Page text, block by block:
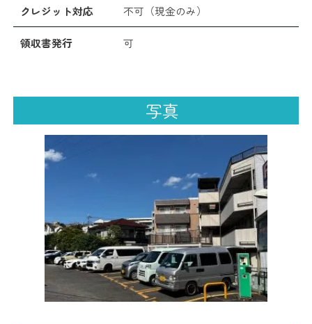
クレジット対応 不可（現金のみ）
領収書発行 可
写真